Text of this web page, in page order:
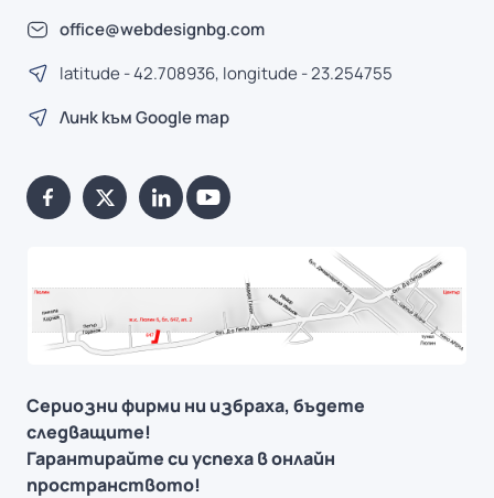
office@webdesignbg.com
latitude - 42.708936, longitude - 23.254755
Линк към Google map
Сериозни фирми ни избраха, бъдете
следващите!
Гарантирайте си успеха в онлайн
пространството!